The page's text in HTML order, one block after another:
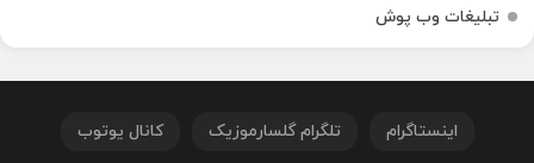
تبلیغات وب پوش
اینستاگرام تلگرام گلسارموزیک کانال یوتوب